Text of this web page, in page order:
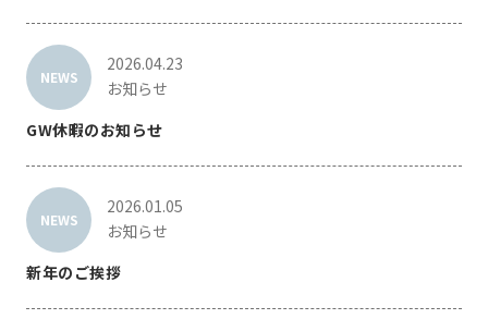
NEWS
2026.04.23
お知らせ
GW休暇のお知らせ
NEWS
2026.01.05
お知らせ
新年のご挨拶